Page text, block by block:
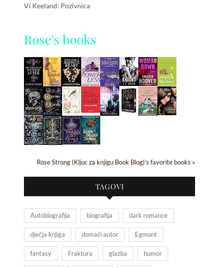
Vi Keeland: Pozivnica
Rose's books
Rose Strong (Kljuc za knjigu Book Blog)'s favorite books »
TAGOVI
Autobiografija biografija dark romance
dječja knjiga domaći autor Egmont
fantasy Fraktura glazba humor